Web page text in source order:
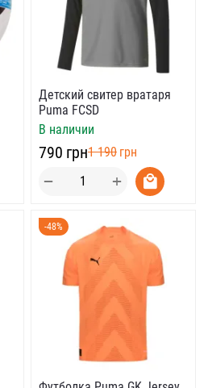
Детский свитер вратаря
Puma FCSD
В наличии
‍790‍ грн‍1 190‍ грн
+
−
-48%